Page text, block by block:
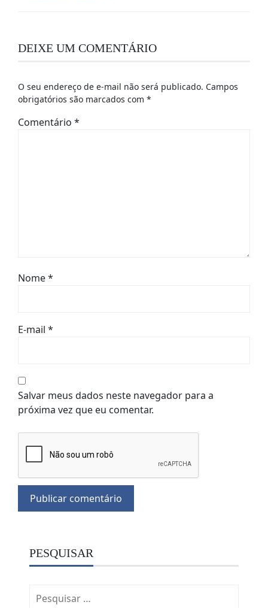
DEIXE UM COMENTÁRIO
O seu endereço de e-mail não será publicado. Campos
obrigatórios são marcados com *
Comentário *
Nome*
E-mail *
Salvar meus dados neste navegador para a
próxima vez que eu comentar.
PESQUISAR